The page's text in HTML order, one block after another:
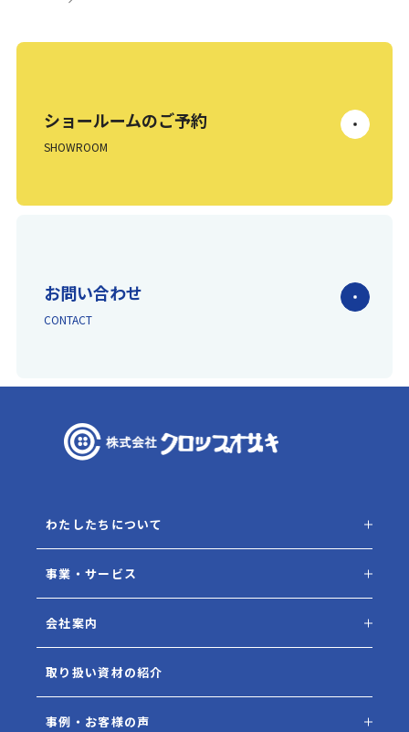
お問い合わせ
CONTACT
ショールームのご予約
SHOWROOM
わたしたちについて
事業・サービス
会社案内
取り扱い資材の紹介
事例・お客様の声